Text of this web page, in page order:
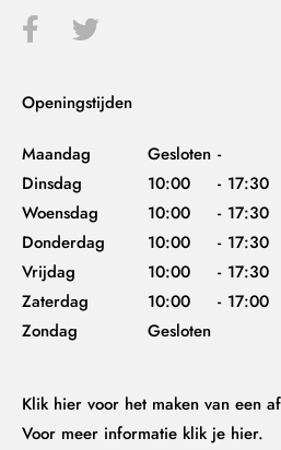
Openingstijden
Maandag Gesloten -
Dinsdag
10:00 - 17:30
Woensdag
10:00 - 17:30
Donderdag
10:00 - 17:30
Vrijdag
10:00 - 17:30
Zaterdag
10:00 - 17:00
Zondag
Gesloten
Klik hier voor het maken van een
Voor meer informatie klik je hier.